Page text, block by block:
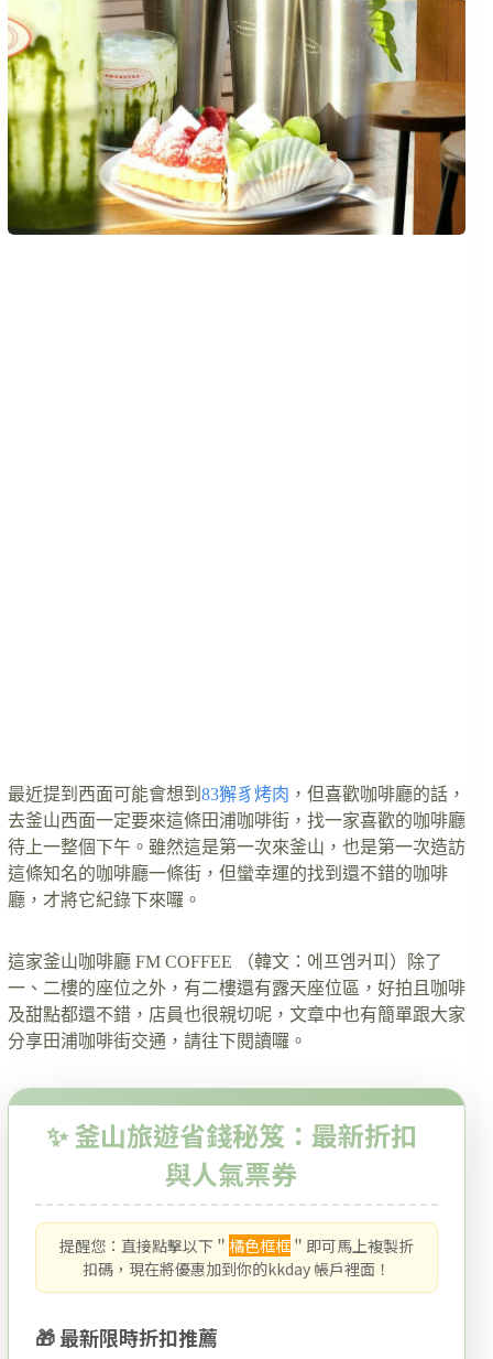
最近提到西面可能會想到 83獬豸烤肉 ，但喜歡咖啡廳的話，
去釜山西面一定要來這條田浦咖啡街，找一家喜歡的咖啡廳
待上一整個下午。雖然這是第一次來釜山，也是第一次造訪
這條知名的咖啡廳一條街，但蠻幸運的找到還不錯的咖啡
廳，才將它紀錄下來囉。
這家釜山咖啡廳 FM COFFEE （韓文：에프엠커피）除了
一、二樓的座位之外，有二樓還有露天座位區，好拍且咖啡
及甜點都還不錯，店員也很親切呢，文章中也有簡單跟大家
分享田浦咖啡街交通，請往下閱讀囉。
✨ 釜山旅遊省錢秘笈：最新折扣
與人氣票券
提醒您：直接點擊以下＂橘色框框 ＂即可馬上複製折
扣碼，現在將優惠加到你的kkday 帳戶裡面！
🎁 最新限時折扣推薦